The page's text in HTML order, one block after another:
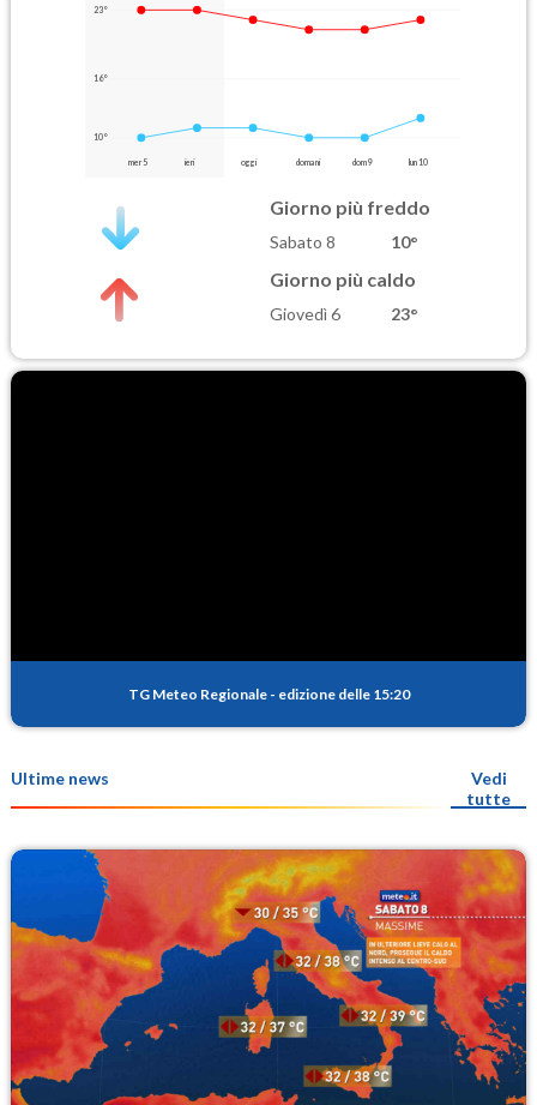
23°
16°
10°
mer 5 ieri oggi domani dom 9 lun 10
Giorno più freddo
Sabato 8 10°
Giorno più caldo
Giovedì 6 23°
TG Meteo Regionale - edizione delle 15:20
Ultime news
Vedi
tutte